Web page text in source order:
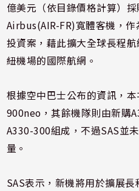
億美元（依目錄價格計算）
Airbus(AIR-FR)寬體客機，
投資案，藉此擴大全球長程
紐機場的國際航網。
根據空中巴士公布的資訊，
900neo，其餘機隊則由新購
A330-300組成，不過SAS並
量。
SAS表示，新機將用於擴展